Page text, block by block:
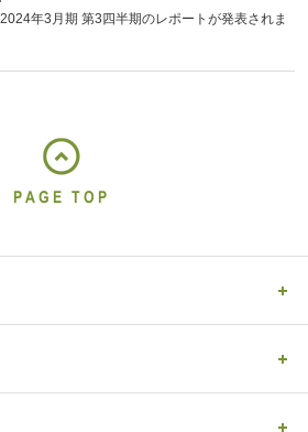
年3月期 第3四半期のレポートが発表されま
PAGE TOP